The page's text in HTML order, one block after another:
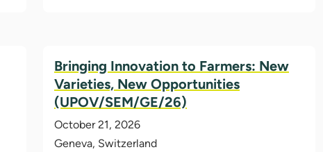
Bringing Innovation to Farmers: New
Varieties, New Opportunities
(UPOV/SEM/GE/26)
October 21, 2026
Geneva, Switzerland